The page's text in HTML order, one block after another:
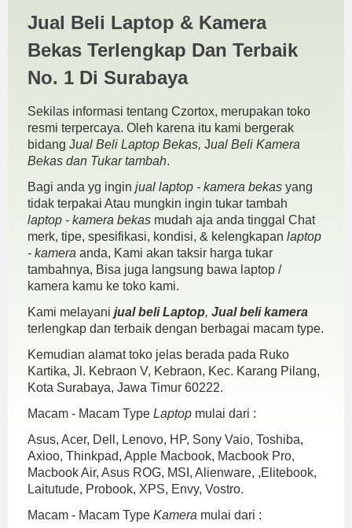
BELI KAMERA BEKAS |
JUAL BELI LAPTOP BEKAS |
SURABAYA
Jual Beli Laptop & Kamera
Bekas Terlengkap Dan Terbaik
No. 1 Di Surabaya
Sekilas informasi tentang Czortox, merupakan toko
resmi terpercaya. Oleh karena itu kami bergerak
bidang Jual Beli Laptop Bekas, Jual Beli Kamera
Bekas dan Tukar tambah.
Bagi anda yg ingin jual laptop - kamera bekas yang
tidak terpakai Atau mungkin ingin tukar tambah
laptop - kamera bekas mudah aja anda tinggal Chat
merk, tipe, spesifikasi, kondisi, & kelengkapan laptop
- kamera anda, Kami akan taksir harga tukar
tambahnya, Bisa juga langsung bawa laptop /
kamera kamu ke toko kami.
Kami melayani jual beli Laptop, Jual beli kamera
terlengkap dan terbaik dengan berbagai macam type.
Kemudian alamat toko jelas berada pada Ruko
Kartika, Jl. Kebraon V, Kebraon, Kec. Karang Pilang,
Kota Surabaya, Jawa Timur 60222.
Macam - Macam Type Laptop mulai dari :
Asus, Acer, Dell, Lenovo, HP, Sony Vaio, Toshiba,
Axioo, Thinkpad, Apple Macbook, Macbook Pro,
Macbook Air, Asus ROG, MSI, Alienware, ,Elitebook,
Laitutude, Probook, XPS, Envy, Vostro.
Macam - Macam Type Kamera mulai dari :